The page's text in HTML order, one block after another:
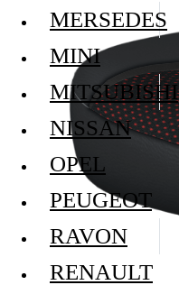
MERSEDES
MINI
MITSUBISHI
NISSAN
OPEL
PEUGEOT
RAVON
RENAULT